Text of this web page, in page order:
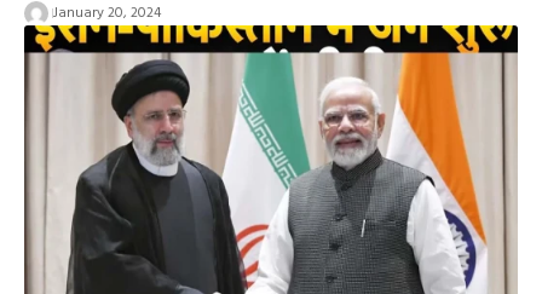
January 20, 2024